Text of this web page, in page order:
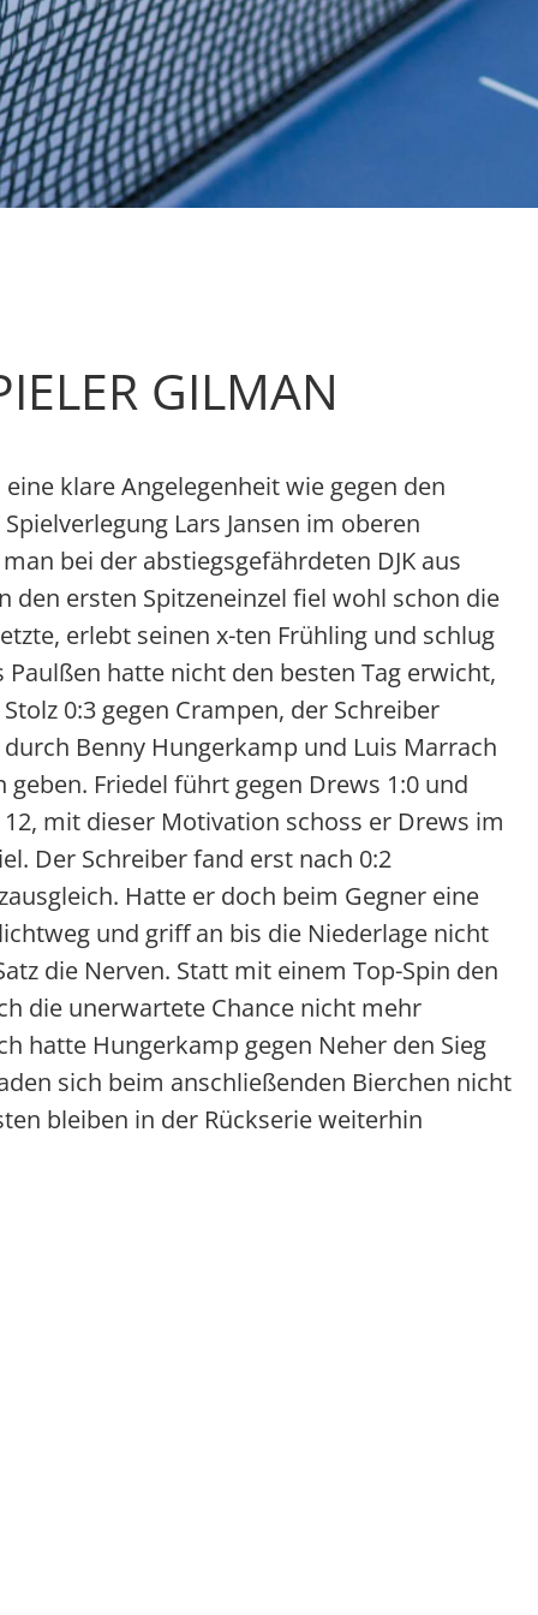
GILMAN
klare Angelegenheit wie gegen den
Lars Jansen im oberen
bei der abstiegsgefährdeten DJK aus
den ersten Spitzeneinzel fiel wohl schon die
erlebt seinen x-ten Frühling und schlug
hatte nicht den besten Tag erwicht,
0:3 gegen Crampen, der Schreiber
Benny Hungerkamp und Luis Marrach
Friedel führt gegen Drews 1:0 und
mit dieser Motivation schoss er Drews im
Der Schreiber fand erst nach 0:2
Hatte er doch beim Gegner eine
und griff an bis die Niederlage nicht
die Nerven. Statt mit einem Top-Spin den
die unerwartete Chance nicht mehr
hatte Hungerkamp gegen Neher den Sieg
sich beim anschließenden Bierchen nicht
bleiben in der Rückserie weiterhin